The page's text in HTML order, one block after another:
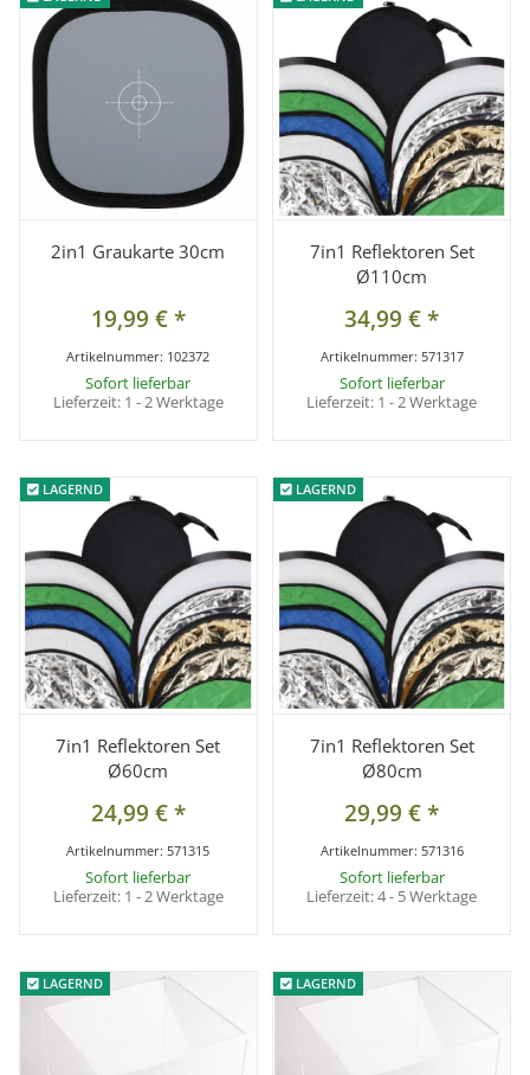
2in1 Graukarte 30cm
19,99 €*
Artikelnummer: 102372
Sofort lieferbar
Lieferzeit: 1 - 2 Werktage
7in1 Reflektoren Set
Ø110cm
34,99 €*
Artikelnummer: 571317
Sofort lieferbar
Lieferzeit: 1 - 2 Werktage
LAGERND
LAGERND
7in1 Reflektoren Set
Ø60cm
24,99 €*
Artikelnummer: 571315
Sofort lieferbar
Lieferzeit: 1 - 2 Werktage
LAGERND
LAGERND
7in1 Reflektoren Set
Ø80cm
29,99 €*
Artikelnummer: 571316
Sofort lieferbar
Lieferzeit:4 - 5 Werktage
LAGERND
LAGERND LAGERND
LAGERND